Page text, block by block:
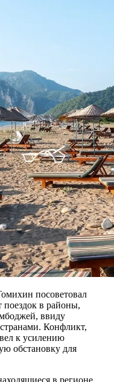
посоветовал
поездок в районы,
ввиду
Конфликт,
к усилению
обстановку для
в регионе,